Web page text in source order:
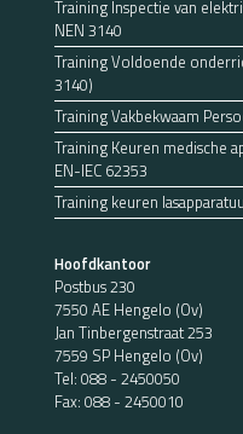
Training Inspectie van
NEN 3140
Training Voldoende
3140)
Training Vakbekwaam
Training Keuren medische
EN-IEC 62353
Training keuren
Hoofdkantoor
Postbus 230
7550 AE Hengelo (Ov)
Jan Tinbergenstraat 253
7559 SP Hengelo (Ov)
Tel: 088 - 2450050
Fax: 088 - 2450010